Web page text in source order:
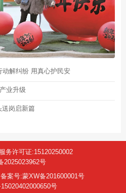
解纠纷 用真心护民安
业升级
送岗启新篇
务许可证:15120250002
2025023962号
案号:蒙XW备201600001号
号